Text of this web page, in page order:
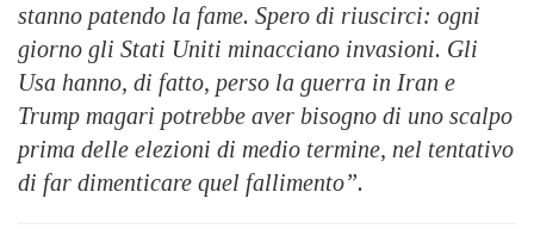
stanno patendo la fame. Spero di riuscirci: ogni
giorno gli Stati Uniti minacciano invasioni. Gli
Usa hanno, di fatto, perso la guerra in Iran e
Trump magari potrebbe aver bisogno di uno scalpo
prima delle elezioni di medio termine, nel tentativo
di far dimenticare quel fallimento”.